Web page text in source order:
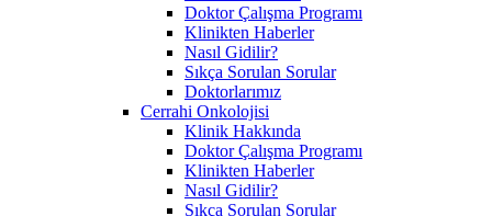
Doktor Çalışma Programı
Klinikten Haberler
Nasıl Gidilir?
Sıkça Sorulan Sorular
Doktorlarımız
Cerrahi Onkolojisi
Klinik Hakkında
Doktor Çalışma Programı
Klinikten Haberler
Nasıl Gidilir?
Sıkça Sorulan Sorular